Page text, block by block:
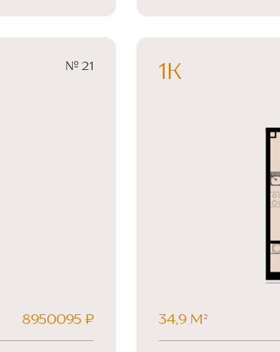
№ 21
8950095 ₽
1К
34,9 М²